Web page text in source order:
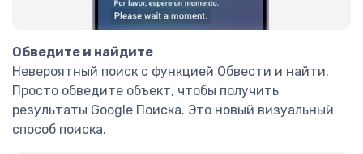
Обведите и найдите
Невероятный поиск с функцией Обвести и найти.
Просто обведите объект, чтобы получить
результаты Google Поиска. Это новый визуальный
способ поиска.